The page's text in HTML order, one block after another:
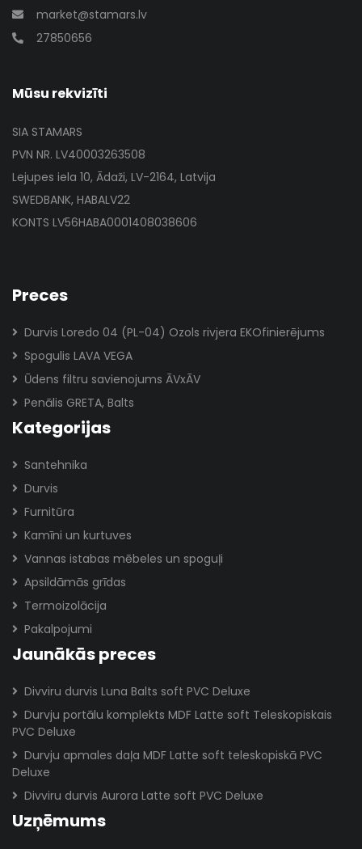
market@stamars.lv
27850656
Mūsu rekvizīti
SIA STAMARS
PVN NR. LV40003263508
Lejupes iela 10, Ādaži, LV-2164, Latvija
SWEDBANK, HABALV22
KONTS LV56HABA0001408038606
Preces
Durvis Loredo 04 (PL-04) Ozols rivjera EKOfinierējums
Spogulis LAVA VEGA
Ūdens filtru savienojums ĀVxĀV
Penālis GRETA, Balts
Kategorijas
Santehnika
Durvis
Furnitūra
Kamīni un kurtuves
Vannas istabas mēbeles un spoguļi
Apsildāmās grīdas
Termoizolācija
Pakalpojumi
Jaunākās preces
Divviru durvis Luna Balts soft PVC Deluxe
Durvju portālu komplekts MDF Latte soft Teleskopiskais
PVC Deluxe
Durvju apmales daļa MDF Latte soft teleskopiskā PVC
Deluxe
Divviru durvis Aurora Latte soft PVC Deluxe
Uzņēmums